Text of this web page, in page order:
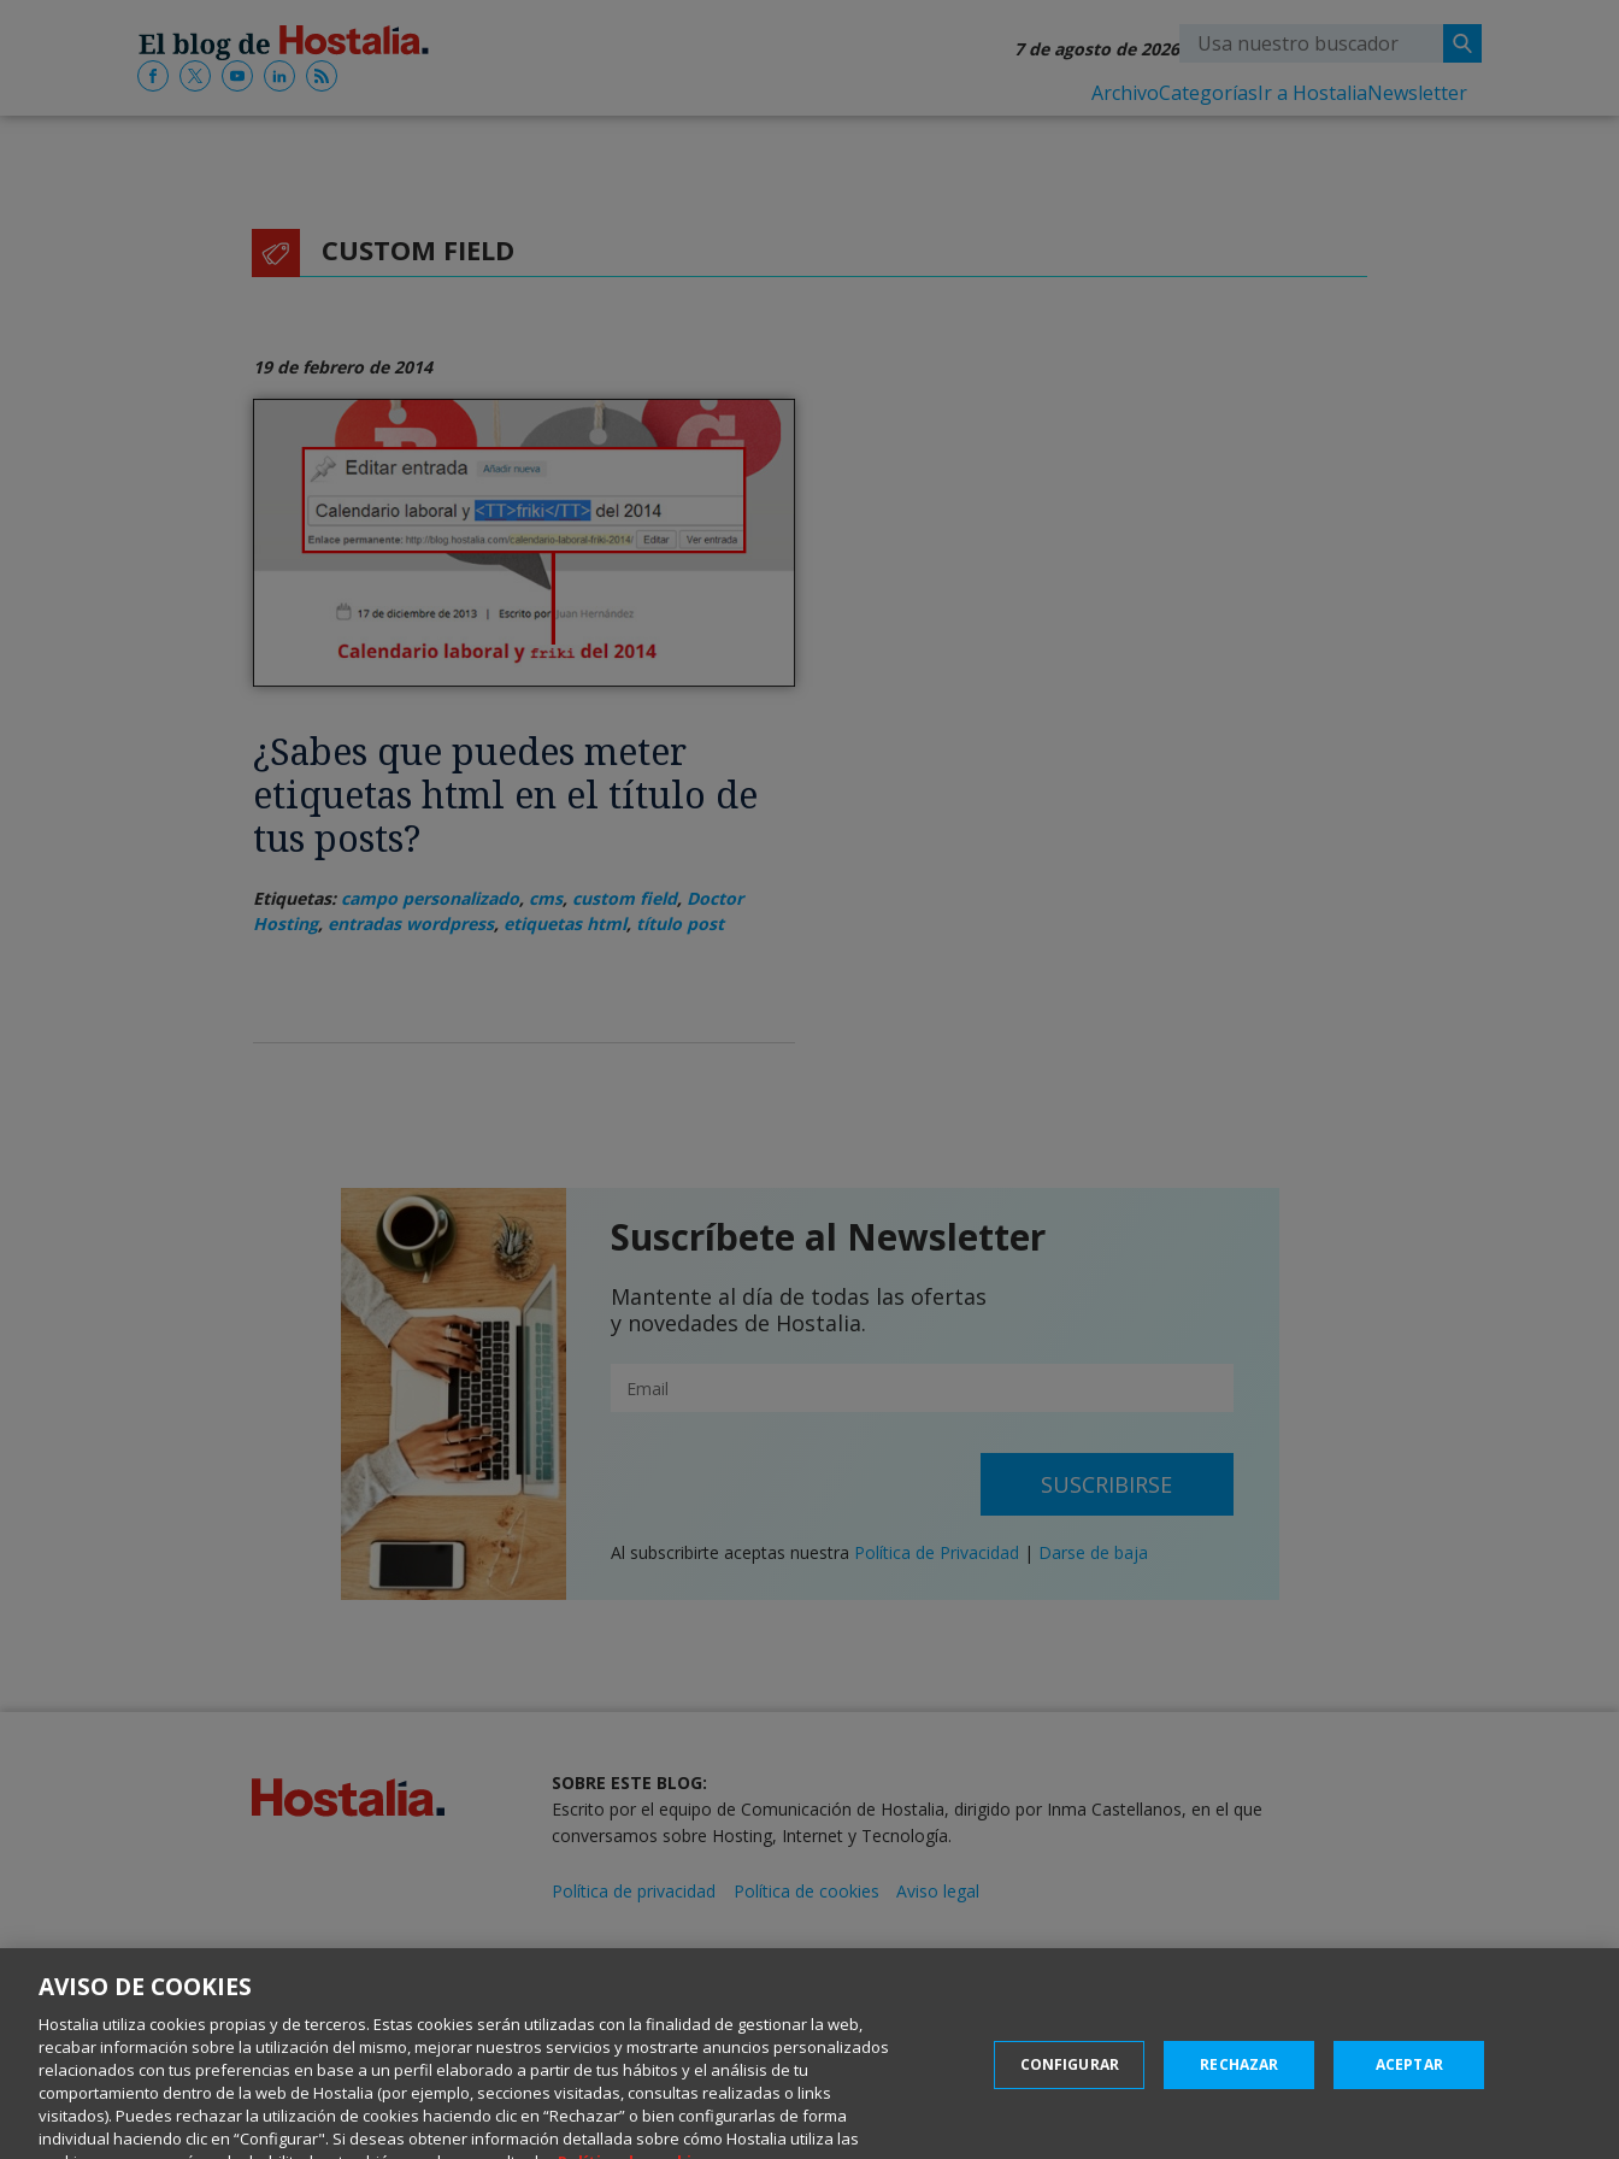
7 de agosto de 2026
ArchivoCategoríasIr a HostaliaNewsletter
CUSTOM FIELD
19 de febrero de 2014
¿Sabes que puedes meter
etiquetas html en el título de
tus posts?
Etiquetas: campo personalizado, cms, custom field, Doctor
Hosting, entradas wordpress, etiquetas html, título post
Suscríbete al Newsletter
Mantente al día de todas las ofertas
y novedades de Hostalia.
SUSCRIBIRSE
Al subscribirte aceptas nuestra Política de Privacidad | Darse de baja
SOBRE ESTE BLOG:
Escrito por el equipo de Comunicación de Hostalia, dirigido por Inma Castellanos, en el que
conversamos sobre Hosting, Internet y Tecnología.
Política de privacidad Política de cookies Aviso legal
Todos los Derechos Reservados
AVISO DE COOKIES
Hostalia utiliza cookies propias y de terceros. Estas cookies serán utilizadas con la finalidad de gestionar la web,
recabar información sobre la utilización del mismo, mejorar nuestros servicios y mostrarte anuncios personalizados
relacionados con tus preferencias en base a un perfil elaborado a partir de tus hábitos y el análisis de tu
comportamiento dentro de la web de Hostalia (por ejemplo, secciones visitadas, consultas realizadas o links
visitados). Puedes rechazar la utilización de cookies haciendo clic en “Rechazar” o bien configurarlas de forma
individual haciendo clic en “Configurar". Si deseas obtener información detallada sobre cómo Hostalia utiliza las
CONFIGURAR RECHAZAR ACEPTAR